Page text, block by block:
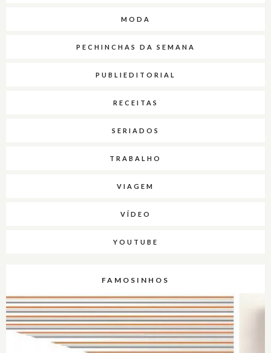
MODA
PECHINCHAS DA SEMANA
PUBLIEDITORIAL
RECEITAS
SERIADOS
TRABALHO
VIAGEM
VÍDEO
YOUTUBE
FAMOSINHOS